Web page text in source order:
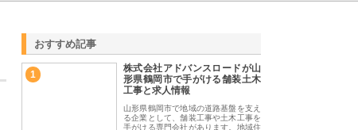
おすすめ記事
1
株式会社アドバンスロードが山
形県鶴岡市で手がける舗装土木
工事と求人情報
山形県鶴岡市で地域の道路基盤を支え
る企業として、舗装工事や土木工事を
手がける専門会社があります。地域住